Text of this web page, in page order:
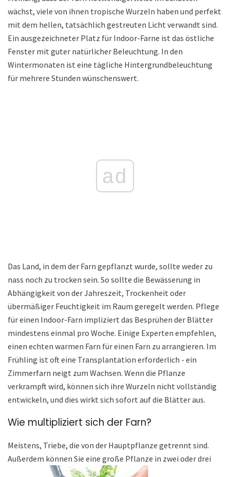
wächst, viele von ihnen tropische Wurzeln haben und perfekt
mit dem hellen, tatsächlich gestreuten Licht verwandt sind.
Ein ausgezeichneter Platz für Indoor-Farne ist das östliche
Fenster mit guter natürlicher Beleuchtung. In den
Wintermonaten ist eine tägliche Hintergrundbeleuchtung
für mehrere Stunden wünschenswert.
ad
Das Land, in dem der Farn gepflanzt wurde, sollte weder zu
nass noch zu trocken sein. So sollte die Bewässerung in
Abhängigkeit von der Jahreszeit, Trockenheit oder
übermäßiger Feuchtigkeit im Raum geregelt werden. Pflege
für einen Indoor-Farn impliziert das Besprühen der Blätter
mindestens einmal pro Woche. Einige Experten empfehlen,
einen echten warmen Farn für einen Farn zu arrangieren. Im
Frühling ist oft eine Transplantation erforderlich - ein
Zimmerfarn neigt zum Wachsen. Wenn die Pflanze
verkrampft wird, können sich ihre Wurzeln nicht vollständig
entwickeln, und dies wirkt sich sofort auf die Blätter aus.
Wie multipliziert sich der Farn?
Meistens, Triebe, die von der Hauptpflanze getrennt sind.
Außerdem können Sie eine große Pflanze in zwei oder drei